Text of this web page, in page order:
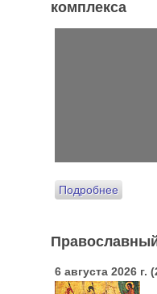
комплекса
Подробнее
6 августа 2026 г.